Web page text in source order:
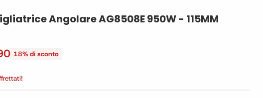
Angolare AG8508E 950W - 115MM
18% di sconto